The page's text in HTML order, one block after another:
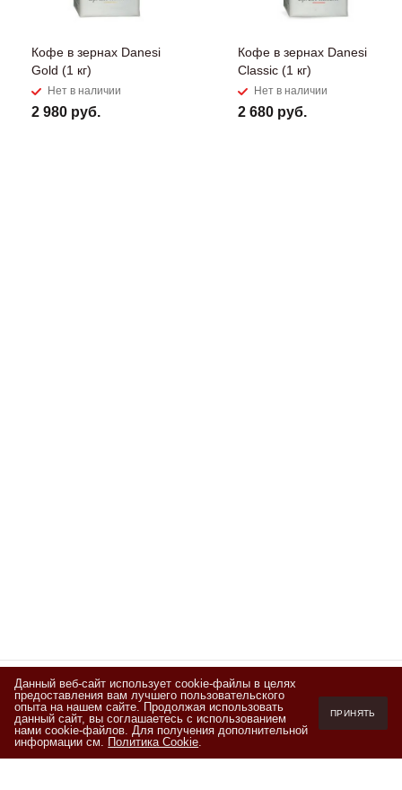
Кофе в зернах Danesi
Gold (1 кг)
Нет в наличии
2 980 руб.
Кофе в зернах Danesi
Classic (1 кг)
Нет в наличии
2 680 руб.
Подписывайтесь
на новости и акции
Данный веб-сайт использует cookie-файлы в целях
предоставления вам лучшего пользовательского
опыта на нашем сайте. Продолжая использовать
данный сайт, вы соглашаетесь с использованием
нами cookie-файлов. Для получения дополнительной
информации см. Политика Cookie.
ПРИНЯТЬ